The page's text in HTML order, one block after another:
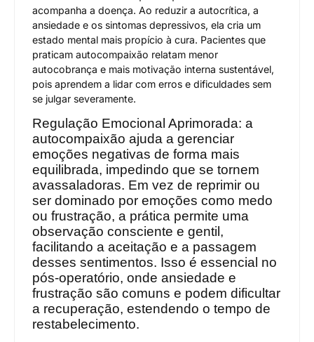
acompanha a doença. Ao reduzir a autocrítica, a
ansiedade e os sintomas depressivos, ela cria um
estado mental mais propício à cura. Pacientes que
praticam autocompaixão relatam menor
autocobrança e mais motivação interna sustentável,
pois aprendem a lidar com erros e dificuldades sem
se julgar severamente.
Regulação Emocional Aprimorada: a
autocompaixão ajuda a gerenciar
emoções negativas de forma mais
equilibrada, impedindo que se tornem
avassaladoras. Em vez de reprimir ou
ser dominado por emoções como medo
ou frustração, a prática permite uma
observação consciente e gentil,
facilitando a aceitação e a passagem
desses sentimentos. Isso é essencial no
pós-operatório, onde ansiedade e
frustração são comuns e podem dificultar
a recuperação, estendendo o tempo de
restabelecimento.